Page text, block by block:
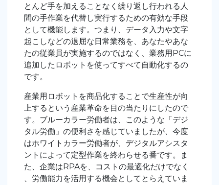
とんど手を加えることなく繰り返し行われる人
間の手作業を代替し実行するための有効な手段
として機能します。つまり、データ入力や文字
起こしなどの退屈な日常業務を、あなたやあな
たの従業員が実施するのではなく、業務用PCに
追加したロボットを使ってすべて自動化するの
です。
産業用ロボットを商品化することで生産性が向
上するという産業革命を目の当たりにしたので
す。ブルーカラー労働者は、このような「デジ
タル労働」の便利さを感じていましたが、今度
はホワイトカラー労働者が、デジタルアシスタ
ントによって定型作業を終わらせる番です。ま
た、企業はRPAを、コストの最適化だけでなく
、労働能力を活用する機会としてとらえていま